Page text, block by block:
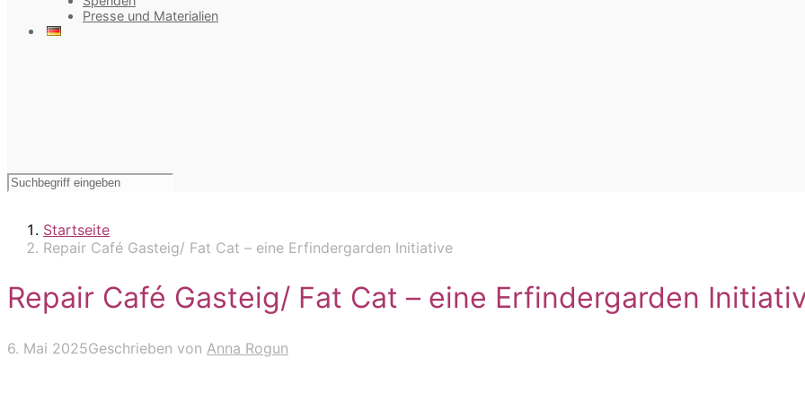
Presse und Materialien
Startseite
Repair Café Gasteig/ Fat Cat – eine Erfindergarden Initiative
Repair Café Gasteig/ Fat Cat – eine Erfindergarden
6. Mai 2025Geschrieben von Anna Rogun